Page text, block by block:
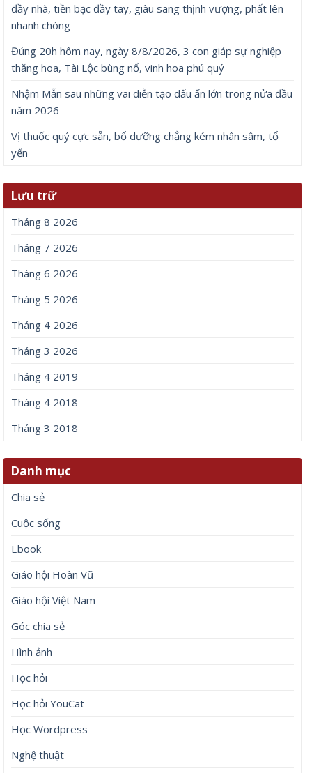
đầy nhà, tiền bạc đầy tay, giàu sang thịnh vượng, phất lên
nhanh chóng
Đúng 20h hôm nay, ngày 8/8/2026, 3 con giáp sự nghiệp
thăng hoa, Tài Lộc bùng nổ, vinh hoa phú quý
Nhậm Mẫn sau những vai diễn tạo dấu ấn lớn trong nửa đầu
năm 2026
Vị thuốc quý cực sẵn, bổ dưỡng chẳng kém nhân sâm, tổ
yến
Lưu trữ
Tháng 8 2026
Tháng 7 2026
Tháng 6 2026
Tháng 5 2026
Tháng 4 2026
Tháng 3 2026
Tháng 4 2019
Tháng 4 2018
Tháng 3 2018
Danh mục
Chia sẻ
Cuộc sống
Ebook
Giáo hội Hoàn Vũ
Giáo hội Việt Nam
Góc chia sẻ
Hình ảnh
Học hỏi
Học hỏi YouCat
Học Wordpress
Nghệ thuật